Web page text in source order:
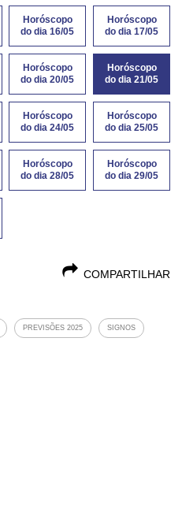
Horóscopo
do dia 16/05
Horóscopo
do dia 17/05
Horóscopo
do dia 20/05
Horóscopo
do dia 21/05
Horóscopo
do dia 24/05
Horóscopo
do dia 25/05
Horóscopo
do dia 28/05
Horóscopo
do dia 29/05
COMPARTILHAR
PREVISÕES 2025 SIGNOS